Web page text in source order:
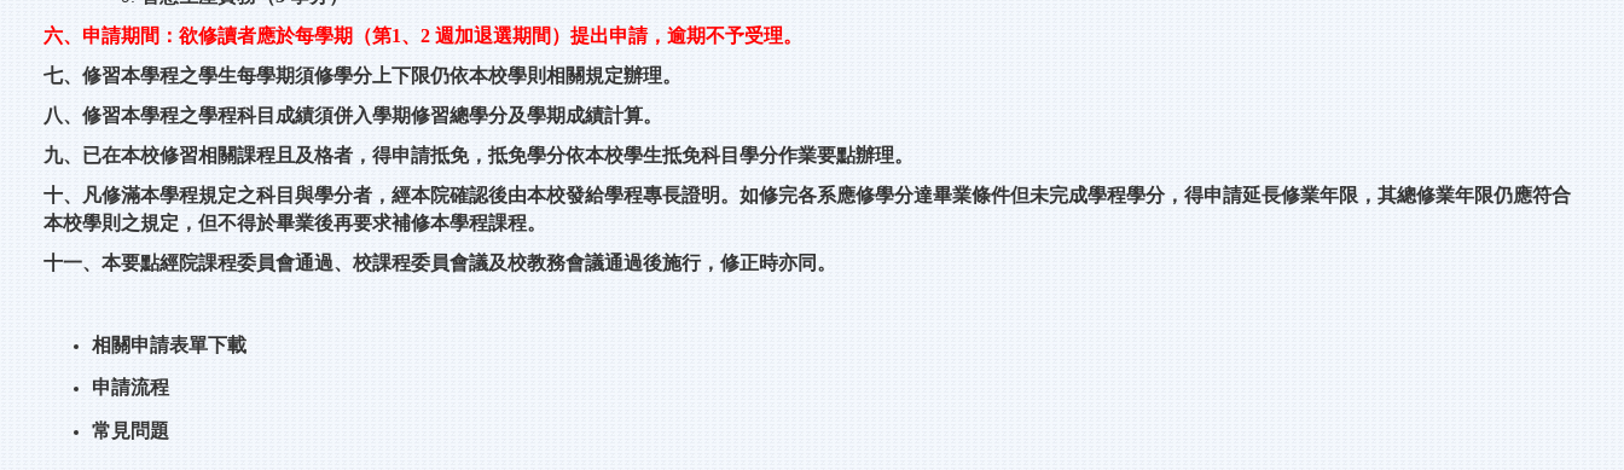
六、申請期間：欲修讀者應於每學期（第1、2 週加退選期間）提出申請，逾期不予受理。
七、修習本學程之學生每學期須修學分上下限仍依本校學則相關規定辦理。
八、修習本學程之學程科目成績須併入學期修習總學分及學期成績計算。
九、已在本校修習相關課程且及格者，得申請抵免，抵免學分依本校學生抵免科目學分作業要點辦理。
十、凡修滿本學程規定之科目與學分者，經本院確認後由本校發給學程專長證明。如修完各系應修學分達畢業條件但未完成學程學分，得申請延長修業年限，其總修業年限仍應符合
本校學則之規定，但不得於畢業後再要求補修本學程課程。
十一、本要點經院課程委員會通過、校課程委員會議及校教務會議通過後施行，修正時亦同。
相關申請表單下載
申請流程
常見問題